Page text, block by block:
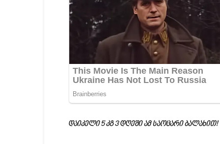
დაიკელი 5 კგ 3 დღეში ამ საოცარი ბალახით!